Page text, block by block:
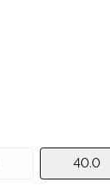
40.0